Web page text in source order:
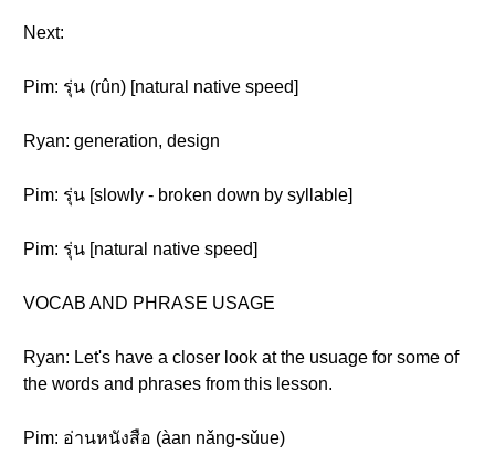
Next:
Pim: รุ่น (rûn) [natural native speed]
Ryan: generation, design
Pim: รุ่น [slowly - broken down by syllable]
Pim: รุ่น [natural native speed]
VOCAB AND PHRASE USAGE
Ryan: Let's have a closer look at the usuage for some of
the words and phrases from this lesson.
Pim: อ่านหนังสือ (àan nǎng-sǔue)